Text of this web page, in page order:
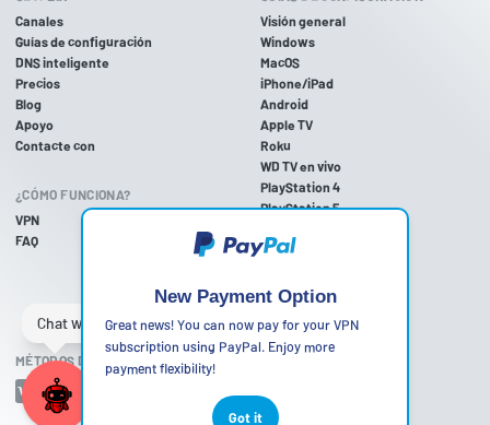
Canales
Guías de configuración
DNS inteligente
Precios
Blog
Apoyo
Contacte con
¿CÓMO FUNCIONA?
VPN
FAQ
Visión general
Windows
MacOS
iPhone/iPad
Android
Apple TV
Roku
WD TV en vivo
PlayStation 4
PlayStation 5
Xbox One
Nintendo Wii U
Nintendo Wii
MÉTODOS DE PAGO ACEPTADOS
New Payment Option
Great news! You can now pay for your VPN
subscription using PayPal. Enjoy more
payment flexibility!
Got it